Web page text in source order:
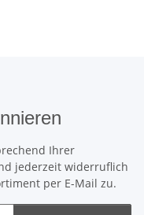
Ihrer
jederzeit widerruflich
per E-Mail zu.